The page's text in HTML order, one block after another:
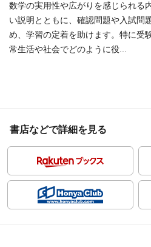
数学の実用性や広がりを感じられる
い説明とともに、確認問題や入試問
め、学習の定着を助けます。特に受
常生活や社会でどのように役...
書店などで詳細を見る